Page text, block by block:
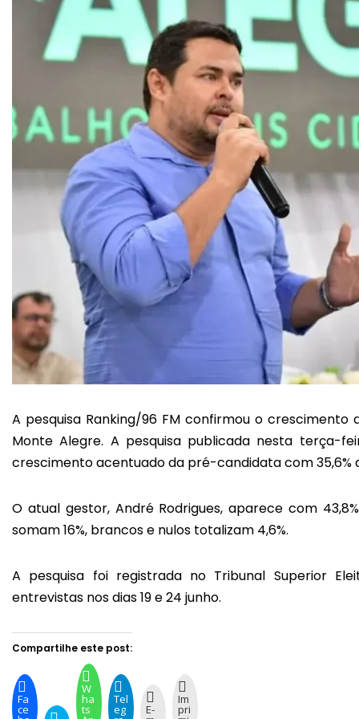
A pesquisa Ranking/96 FM confirmou o
Monte Alegre. A pesquisa publicada nesta terça-
crescimento acentuado da pré-candidata com
O atual gestor, André Rodrigues, aparece com
somam 16%, brancos e nulos totalizam 4,6%.
A pesquisa foi registrada no Tribunal Superior
entrevistas nos dias 19 e 24 junho.
Compartilhe este post:
Fa
ce
W
ha
ts
Tel
eg E-
Im
pri